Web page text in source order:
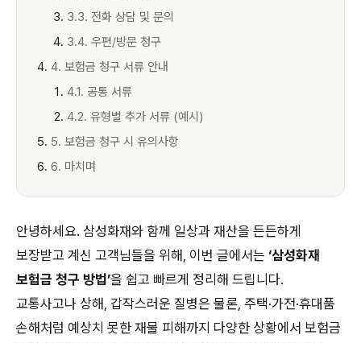
3.3. 전화 상담 및 문의
3.4. 우편/방문 청구
4. 보험금 청구 서류 안내
4.1. 공통 서류
4.2. 유형별 추가 서류 (예시)
5. 보험금 청구 시 유의사항
6. 마치며
안녕하세요. 삼성화재와 함께 일상과 재산을 든든하게
보장받고 계신 고객님들을 위해, 이번 글에서는 ‘삼성화재
보험금 청구 방법’을 쉽고 빠르게 정리해 드립니다.
교통사고나 상해, 갑작스러운 질병은 물론, 주택·가전·휴대품
손해처럼 예상치 못한 재물 피해까지 다양한 상황에서 보험금